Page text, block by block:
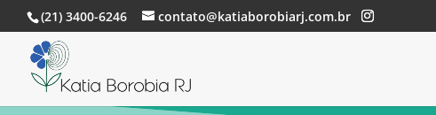
(21) 3400-6246 contato@katiaborobiarj.com.br